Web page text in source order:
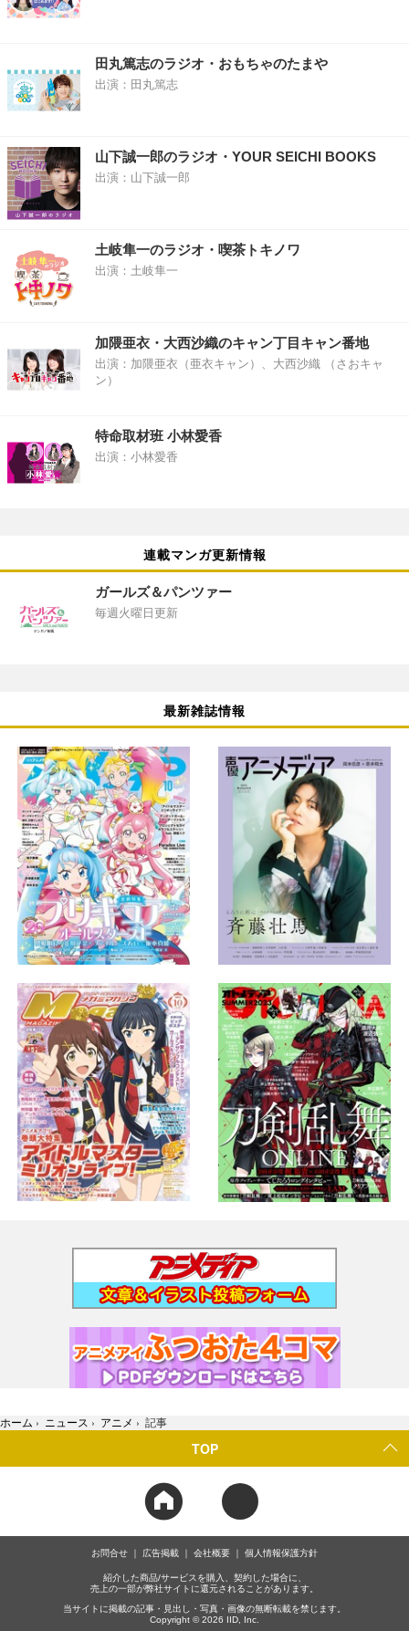
田丸篤志のラジオ・おもちゃのたまや
出演：田丸篤志
山下誠一郎のラジオ・YOUR SEICHI BOOKS
出演：山下誠一郎
土岐隼一のラジオ・喫茶トキノワ
出演：土岐隼一
加隈亜衣・大西沙織のキャン丁目キャン番地
出演：加隈亜衣（亜衣キャン）、大西沙織 （さおキャ
ン）
特命取材班 小林愛香
出演：小林愛香
連載マンガ更新情報
ガールズ＆パンツァー
毎週火曜日更新
最新雑誌情報
ホーム › ニュース › アニメ › 記事
TOP
お問合せ 広告掲載 会社概要 個人情報保護方針
紹介した商品/サービスを購入、契約した場合に、
売上の一部が弊社サイトに還元されることがあります。
当サイトに掲載の記事・見出し・写真・画像の無断転載を禁じます。
Copyright © 2026 IID, Inc.